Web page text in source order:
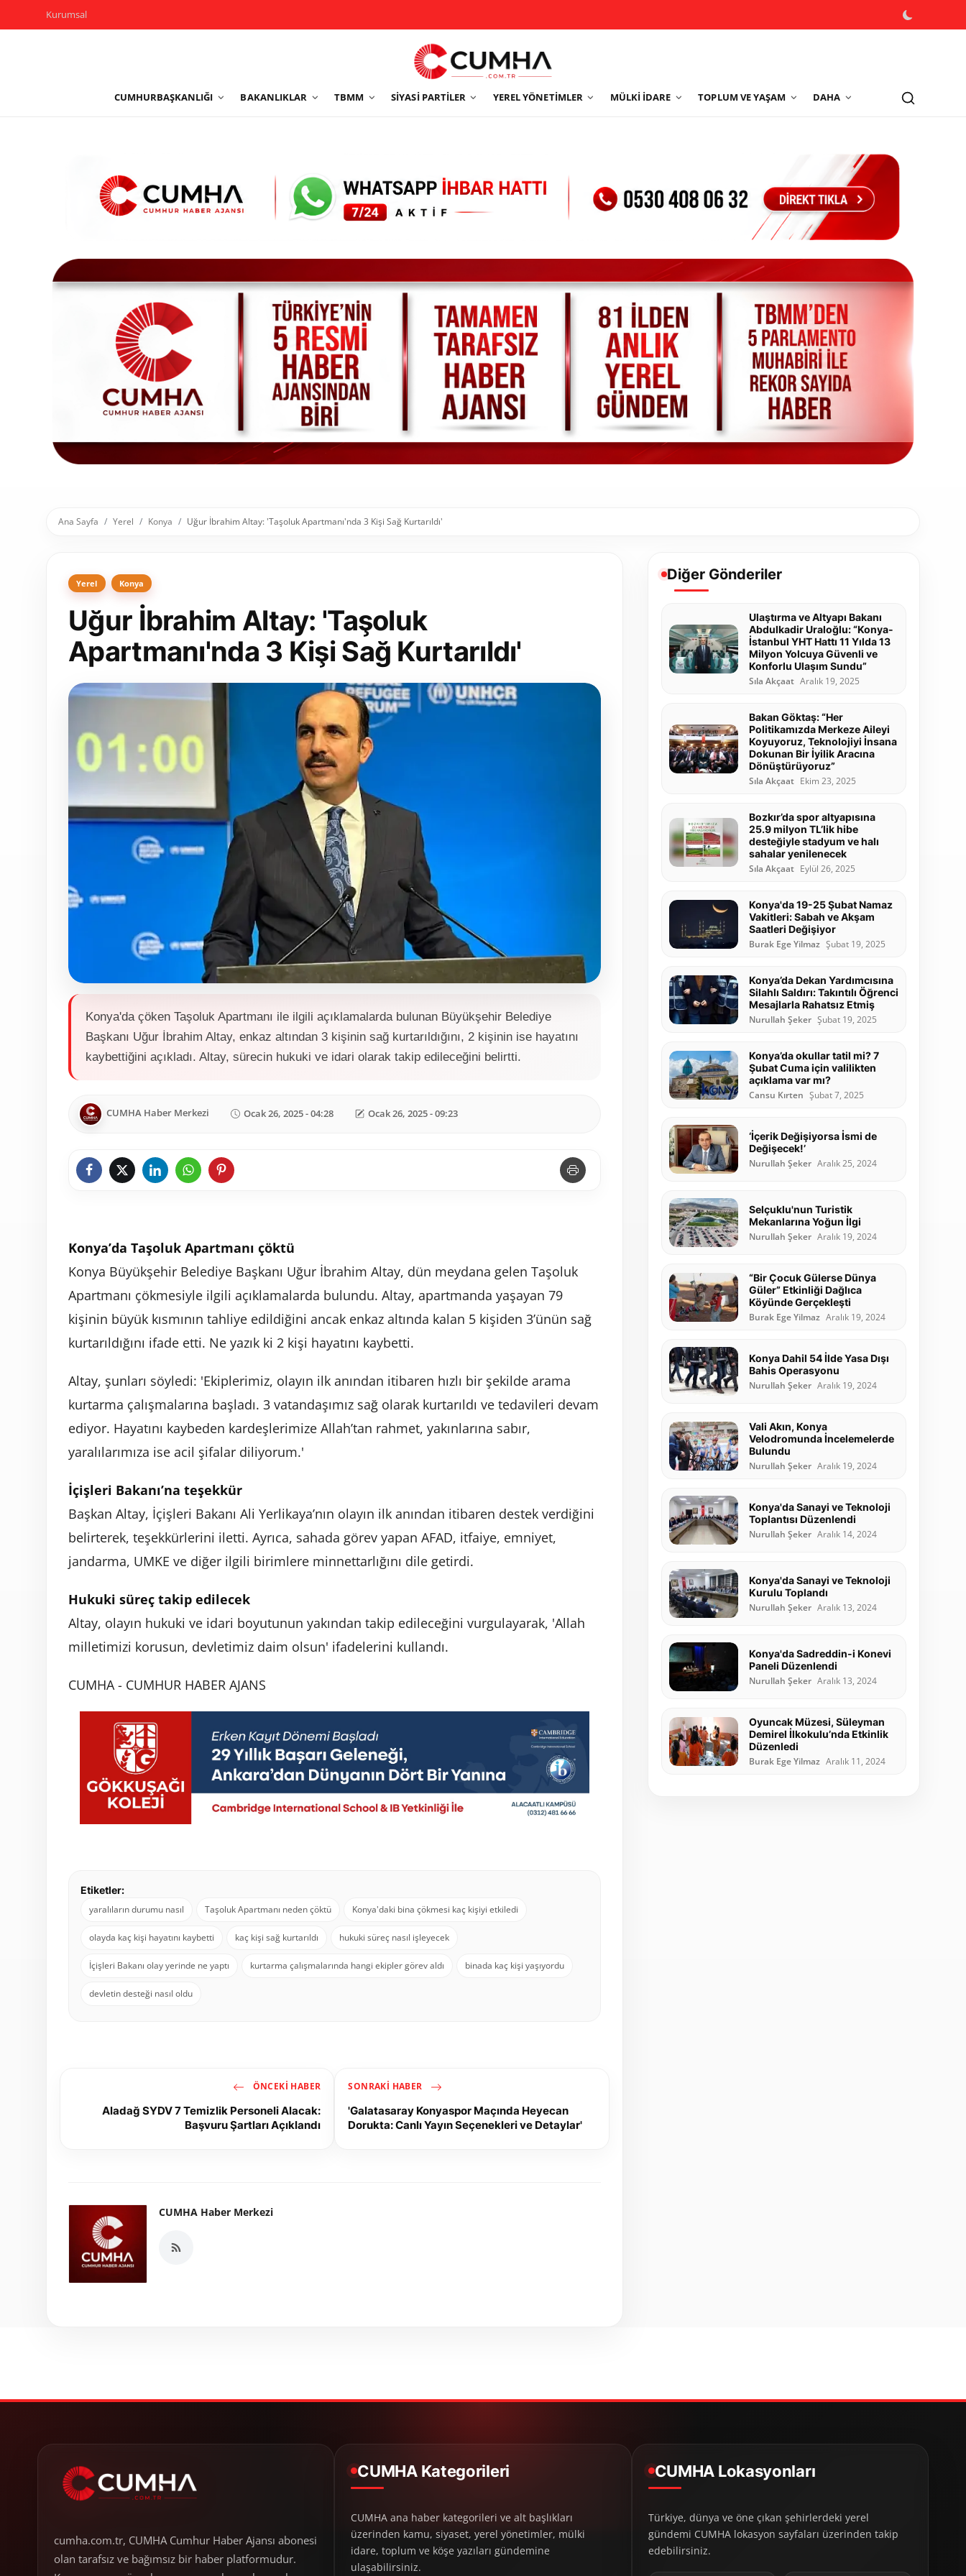
Kurumsal
CUMHURBAŞKANLIĞI BAKANLIKLAR TBMM SIYASI PARTILER YEREL YÖNETIMLER MÜLKI İDARE TOPLUM VE YAŞAM DAHA
Yerel Yönetimler
Sivil Toplum Kuruluşları
Kamu Kurumları ve Üst Kurullar
Resmi Reklamlar
Ana Sayfa Yerel Konya Uğur İbrahim Altay: 'Taşoluk Apartmanı'nda 3 Kişi Sağ Kurtarıldı'
Yerel Konya
Uğur İbrahim Altay: 'Taşoluk
Apartmanı'nda 3 Kişi Sağ Kurtarıldı'
Konya'da çöken Taşoluk Apartmanı ile ilgili açıklamalarda bulunan Büyükşehir Belediye
Başkanı Uğur İbrahim Altay, enkaz altından 3 kişinin sağ kurtarıldığını, 2 kişinin ise hayatını
kaybettiğini açıkladı. Altay, sürecin hukuki ve idari olarak takip edileceğini belirtti.
CUMHA Haber Merkezi Ocak 26, 2025 - 04:28 Ocak 26, 2025 - 09:23
Konya’da Taşoluk Apartmanı çöktü
Konya Büyükşehir Belediye Başkanı Uğur İbrahim Altay, dün meydana gelen Taşoluk
Apartmanı çökmesiyle ilgili açıklamalarda bulundu. Altay, apartmanda yaşayan 79
kişinin büyük kısmının tahliye edildiğini ancak enkaz altında kalan 5 kişiden 3’ünün sağ
kurtarıldığını ifade etti. Ne yazık ki 2 kişi hayatını kaybetti.
Altay, şunları söyledi: 'Ekiplerimiz, olayın ilk anından itibaren hızlı bir şekilde arama
kurtarma çalışmalarına başladı. 3 vatandaşımız sağ olarak kurtarıldı ve tedavileri devam
ediyor. Hayatını kaybeden kardeşlerimize Allah’tan rahmet, yakınlarına sabır,
yaralılarımıza ise acil şifalar diliyorum.'
İçişleri Bakanı’na teşekkür
Başkan Altay, İçişleri Bakanı Ali Yerlikaya’nın olayın ilk anından itibaren destek verdiğini
belirterek, teşekkürlerini iletti. Ayrıca, sahada görev yapan AFAD, itfaiye, emniyet,
jandarma, UMKE ve diğer ilgili birimlere minnettarlığını dile getirdi.
Hukuki süreç takip edilecek
Altay, olayın hukuki ve idari boyutunun yakından takip edileceğini vurgulayarak, 'Allah
milletimizi korusun, devletimiz daim olsun' ifadelerini kullandı.
CUMHA - CUMHUR HABER AJANS
Etiketler:
yaralıların durumu nasıl
Taşoluk Apartmanı neden çöktü Konya'daki bina çökmesi kaç kişiyi etkiledi
olayda kaç kişi hayatını kaybetti kaç kişi sağ kurtarıldı hukuki süreç nasıl işleyecek
İçişleri Bakanı olay yerinde ne yaptı kurtarma çalışmalarında hangi ekipler görev aldı binada kaç kişi yaşıyordu
devletin desteği nasıl oldu
ÖNCEKI HABER
Aladağ SYDV 7 Temizlik Personeli Alacak:
Başvuru Şartları Açıklandı
SONRAKI HABER
'Galatasaray Konyaspor Maçında Heyecan
Dorukta: Canlı Yayın Seçenekleri ve Detaylar'
CUMHA Haber Merkezi
Diğer Gönderiler
Ulaştırma ve Altyapı Bakanı
Abdulkadir Uraloğlu: “Konya-
İstanbul YHT Hattı 11 Yılda 13
Milyon Yolcuya Güvenli ve
Konforlu Ulaşım Sundu”
Sıla Akçaat Aralık 19, 2025
Bakan Göktaş: “Her
Politikamızda Merkeze Aileyi
Koyuyoruz, Teknolojiyi İnsana
Dokunan Bir İyilik Aracına
Dönüştürüyoruz”
Sıla Akçaat Ekim 23, 2025
Bozkır’da spor altyapısına
25.9 milyon TL’lik hibe
desteğiyle stadyum ve halı
sahalar yenilenecek
Sıla Akçaat Eylül 26, 2025
Konya'da 19-25 Şubat Namaz
Vakitleri: Sabah ve Akşam
Saatleri Değişiyor
Burak Ege Yilmaz Şubat 19, 2025
Konya’da Dekan Yardımcısına
Silahlı Saldırı: Takıntılı Öğrenci
Mesajlarla Rahatsız Etmiş
Nurullah Şeker Şubat 19, 2025
Konya’da okullar tatil mi? 7
Şubat Cuma için valilikten
açıklama var mı?
Cansu Kırten Şubat 7, 2025
‘İçerik Değişiyorsa İsmi de
Değişecek!’
Nurullah Şeker Aralık 25, 2024
Selçuklu'nun Turistik
Mekanlarına Yoğun İlgi
Nurullah Şeker Aralık 19, 2024
“Bir Çocuk Gülerse Dünya
Güler” Etkinliği Dağlıca
Köyünde Gerçekleşti
Burak Ege Yilmaz Aralık 19, 2024
Konya Dahil 54 İlde Yasa Dışı
Bahis Operasyonu
Nurullah Şeker Aralık 19, 2024
Vali Akın, Konya
Velodromunda İncelemelerde
Bulundu
Nurullah Şeker Aralık 19, 2024
Konya'da Sanayi ve Teknoloji
Toplantısı Düzenlendi
Nurullah Şeker Aralık 14, 2024
Konya'da Sanayi ve Teknoloji
Kurulu Toplandı
Nurullah Şeker Aralık 13, 2024
Konya'da Sadreddin-i Konevi
Paneli Düzenlendi
Nurullah Şeker Aralık 13, 2024
Oyuncak Müzesi, Süleyman
Demirel İlkokulu’nda Etkinlik
Düzenledi
Burak Ege Yilmaz Aralık 11, 2024
cumha.com.tr, CUMHA Cumhur Haber Ajansı abonesi
olan tarafsız ve bağımsız bir haber platformudur.
CUMHA Kategorileri
CUMHA ana haber kategorileri ve alt başlıkları
üzerinden kamu, siyaset, yerel yönetimler, mülki
idare, toplum ve köşe yazıları gündemine
ulaşabilirsiniz.
CUMHA Lokasyonları
Türkiye, dünya ve öne çıkan şehirlerdeki yerel
gündemi CUMHA lokasyon sayfaları üzerinden takip
edebilirsiniz.